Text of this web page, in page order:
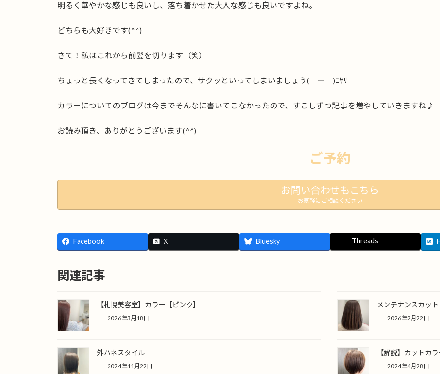
明るく華やかな感じも良いし、落ち着かせた大人な感じも良いですよね。
どちらも大好きです(^^)
さて！私はこれから前髪を切ります（笑）
ちょっと長くなってきてしまったので、サクッといってしまいましょう(￣ー￣)ﾆﾔﾘ
カラーについてのブログは今までそんなに書いてこなかったので、すこしずつ記事を増やしていきますね♪
お読み頂き、ありがとうございます(^^)
ご予約
お問い合わせもこちら
お気軽にご相談ください
Facebook X Bluesky Threads
関連記事
【札幌美容室】カラー【ピンク】
2026年3月18日
メンテナンスカッ
2026年2月22日
外ハネスタイル
2024年11月22日
【解説】カットカ
2024年4月28日